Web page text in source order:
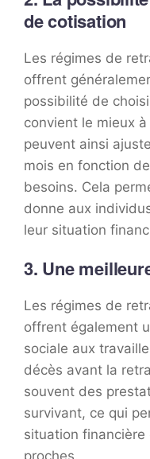
de cotisation
Les régimes de
offrent
possibilité de
convient le mieux
peuvent ainsi
mois en fonction
besoins. Cela
donne aux
leur situation
3. Une
Les régimes de
offrent également
sociale aux
décès avant la
souvent des
survivant, ce qui
situation
proches.